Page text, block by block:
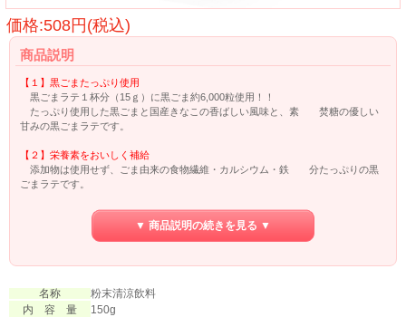
価格:508円(税込)
商品説明
【１】黒ごまたっぷり使用
黒ごまラテ１杯分（15ｇ）に黒ごま約6,000粒使用！！
たっぷり使用した黒ごまと国産きなこの香ばしい風味と、素 焚糖の優しい
甘みの黒ごまラテです。
【２】栄養素をおいしく補給
添加物は使用せず、ごま由来の食物繊維・カルシウム・鉄 分たっぷりの黒
ごまラテです。
原材料は、黒ごま・砂糖・きなこ・塩の４種類のみを使用。
▼ 商品説明の続きを見る ▼
名称
粉末清涼飲料
内 容 量
150g